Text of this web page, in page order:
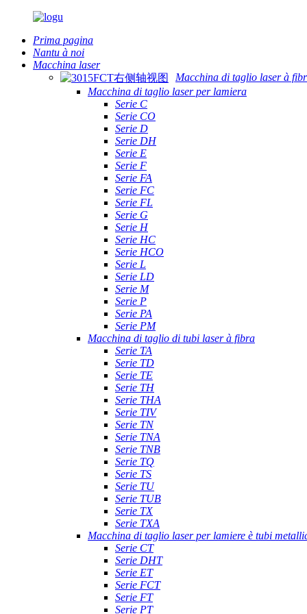
Prima pagina
Nantu à noi
Macchina laser
Macchina di taglio laser à
Macchina di taglio laser per lamiera
Serie C
Serie CO
Serie D
Serie DH
Serie E
Serie F
Serie FA
Serie FC
Serie FL
Serie G
Serie H
Serie HC
Serie HCO
Serie L
Serie LD
Serie M
Serie P
Serie PA
Serie PM
Macchina di taglio di tubi laser à fibra
Serie TA
Serie TD
Serie TE
Serie TH
Serie THA
Serie TIV
Serie TN
Serie TNA
Serie TNB
Serie TQ
Serie TS
Serie TU
Serie TUB
Serie TX
Serie TXA
Macchina di taglio laser per lamiere è tubi
Serie CT
Serie DHT
Serie ET
Serie FCT
Serie FT
Serie PT